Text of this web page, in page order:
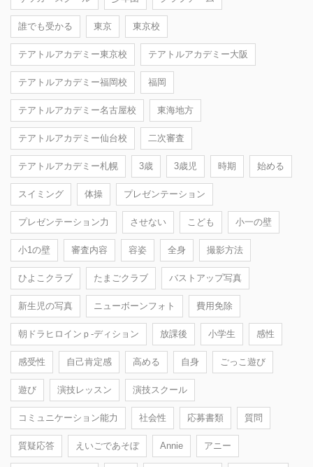
誰でも受かる 東京 東京校
テアトルアカデミー東京校 テアトルアカデミー大阪
テアトルアカデミー福岡校 福岡
テアトルアカデミー名古屋校 東海地方
テアトルアカデミー仙台校 二次審査
テアトルアカデミー札幌 3歳 3歳児 時期 始める
スイミング 体操 プレゼンテーション
プレゼンテーション力 させない こども 小一の壁
小1の壁 審査内容 容姿 全身 撮影方法
ひよこクラブ たまごクラブ バストアップ写真
新生児の写真 ニューボーンフォト 費用免除
朝ドラヒロインｐ-ディション 放課後 小学生 感性
感受性 自己肯定感 高める 自身 ごっこ遊び
遊び 演技レッスン 演技スクール
コミュニケーション能力 社会性 応募書類 質問
質疑応答 えいごであそぼ Annie アニー